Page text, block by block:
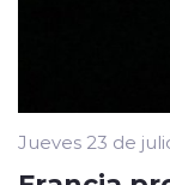
Jueves 23 de